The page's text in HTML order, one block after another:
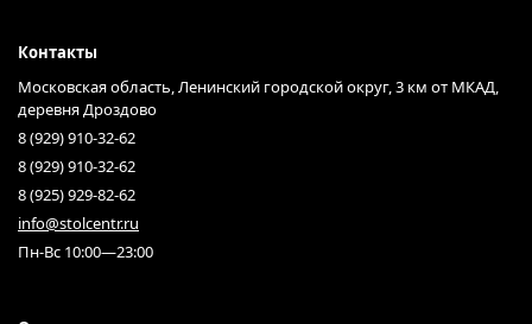
Контакты
Московская область, Ленинский городской округ, 3 км от МКАД,
деревня Дроздово
8 (929) 910-32-62
8 (929) 910-32-62
8 (925) 929-82-62
info@stolcentr.ru
Пн-Вс 10:00—23:00